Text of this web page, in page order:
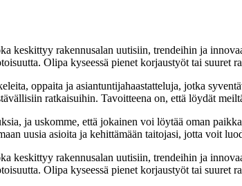
keskittyy rakennusalan uutisiin, trendeihin ja
Olipa kyseessä pienet korjaustyöt tai suuret
oppaita ja asiantuntijahaastatteluja, jotka
ratkaisuihin. Tavoitteena on, että löydät
ja uskomme, että jokainen voi löytää oman
uusia asioita ja kehittämään taitojasi, jotta voit
keskittyy rakennusalan uutisiin, trendeihin ja
Olipa kyseessä pienet korjaustyöt tai suuret